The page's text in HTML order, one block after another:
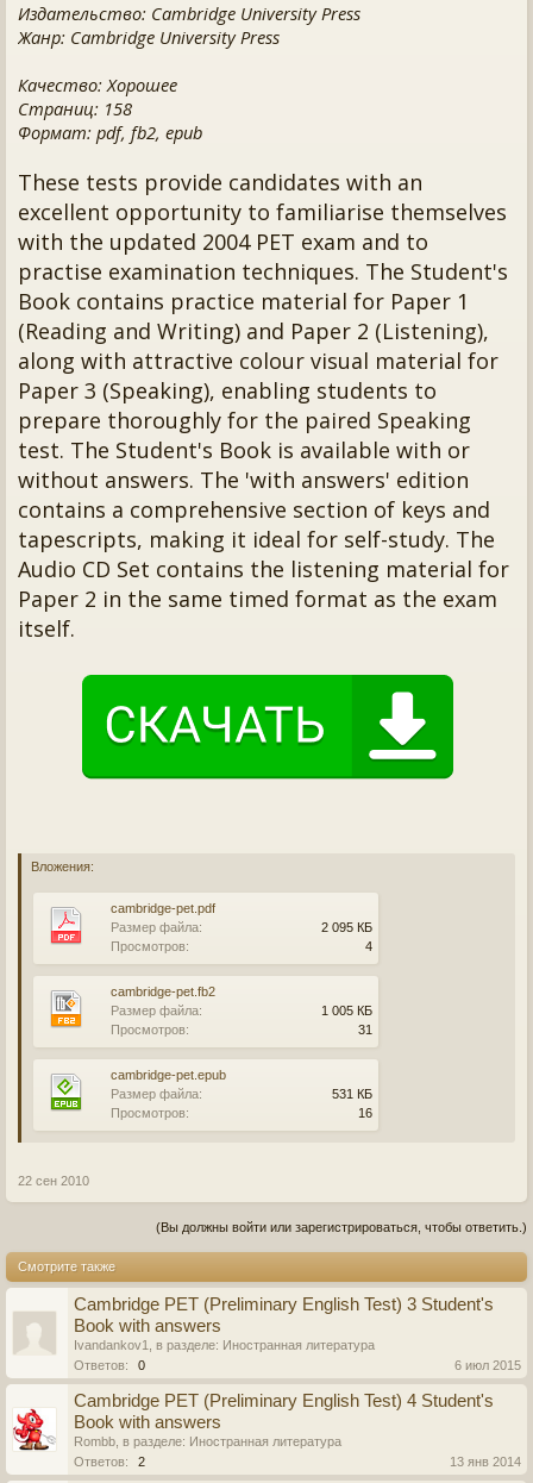
Издательство: Cambridge University Press
Жанр: Cambridge University Press
Качество: Хорошее
Страниц: 158
Формат: pdf, fb2, epub
These tests provide candidates with an
excellent opportunity to familiarise themselves
with the updated 2004 PET exam and to
practise examination techniques. The Student's
Book contains practice material for Paper 1
(Reading and Writing) and Paper 2 (Listening),
along with attractive colour visual material for
Paper 3 (Speaking), enabling students to
prepare thoroughly for the paired Speaking
test. The Student's Book is available with or
without answers. The 'with answers' edition
contains a comprehensive section of keys and
tapescripts, making it ideal for self-study. The
Audio CD Set contains the listening material for
Paper 2 in the same timed format as the exam
itself.
Вложения:
cambridge-pet.pdf
Размер файла:
2 095 КБ
Просмотров:
4
cambridge-pet.fb2
Размер файла:
1 005 КБ
Просмотров:
31
cambridge-pet.epub
Размер файла:
531 КБ
Просмотров:
16
22 сен 2010
(Вы должны войти или зарегистрироваться, чтобы ответить.)
Смотрите также
Cambridge PET (Preliminary English Test) 3 Student's
Book with answers
Ivandankov1 , в разделе: Иностранная литература
Ответов:
0 6 июл 2015
Cambridge PET (Preliminary English Test) 4 Student's
Book with answers
Rombb , в разделе: Иностранная литература
Ответов:
2 13 янв 2014